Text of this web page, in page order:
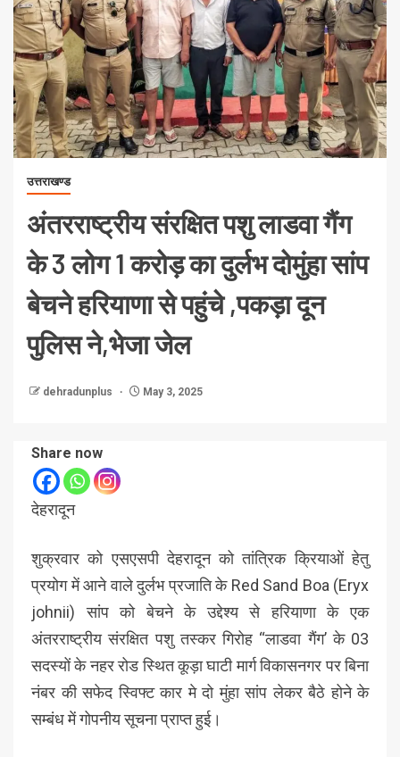
उत्तराखण्ड
अंतरराष्ट्रीय संरक्षित पशु लाडवा गैंग
के 3 लोग 1 करोड़ का दुर्लभ दोमुंहा सांप
बेचने हरियाणा से पहुंचे ,पकड़ा दून
पुलिस ने,भेजा जेल
dehradunplus May 3, 2025
Share now
देहरादून
शुक्रवार को एसएसपी देहरादून को तांत्रिक क्रियाओं हेतु
प्रयोग में आने वाले दुर्लभ प्रजाति के Red Sand Boa (Eryx
johnii) सांप को बेचने के उद्देश्य से हरियाणा के एक
अंतरराष्ट्रीय संरक्षित पशु तस्कर गिरोह “लाडवा गैंग’ के 03
सदस्यों के नहर रोड स्थित कूड़ा घाटी मार्ग विकासनगर पर बिना
नंबर की सफेद स्विफ्ट कार मे दो मुंहा सांप लेकर बैठे होने के
सम्बंध में गोपनीय सूचना प्राप्त हुई।